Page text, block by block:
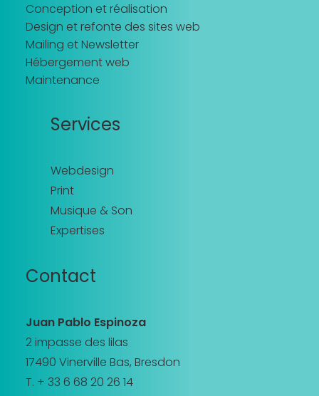
Conception et réalisation
Design et refonte des sites web
Mailing et Newsletter
Hébergement web
Maintenance
Services
Webdesign
Print
Musique & Son
Expertises
Contact
Juan Pablo Espinoza
2 impasse des lilas
17490 Vinerville Bas, Bresdon
T. + 33 6 68 20 26 14